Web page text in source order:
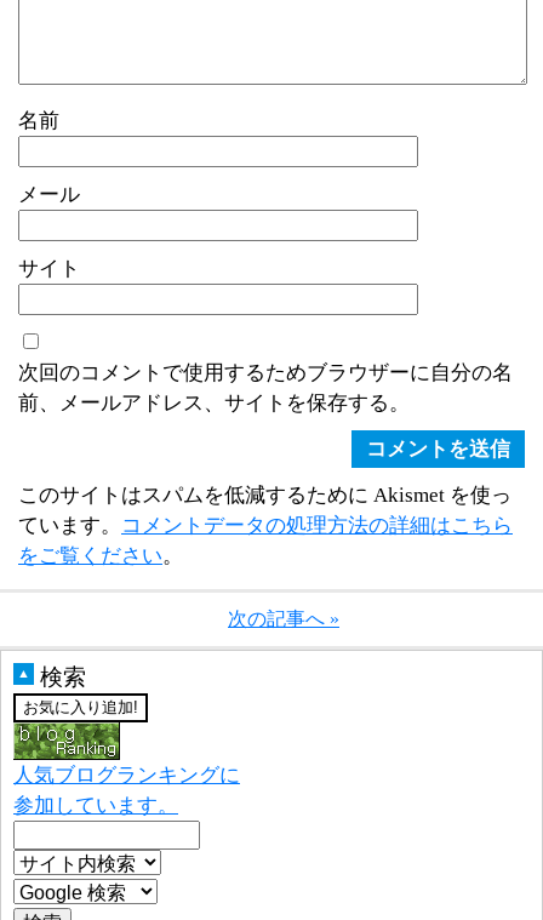
名前
メール
サイト
次回のコメントで使用するためブラウザーに自分の名
前、メールアドレス、サイトを保存する。
このサイトはスパムを低減するために Akismet を使っ
ています。
コメントデータの処理方法の詳細はこちら
をご覧ください。
次の記事へ »
▲ 検索
人気ブログランキングに
参加しています。